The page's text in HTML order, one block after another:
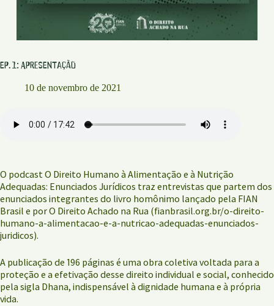
Ep. 1: Apresentação
10 de novembro de 2021
O podcast O Direito Humano à Alimentação e à Nutrição
Adequadas: Enunciados Jurídicos traz entrevistas que partem dos
enunciados integrantes do livro homônimo lançado pela FIAN
Brasil e por O Direito Achado na Rua (fianbrasil.org.br/o-direito-
humano-a-alimentacao-e-a-nutricao-adequadas-enunciados-
juridicos).
A publicação de 196 páginas é uma obra coletiva voltada para a
proteção e a efetivação desse direito individual e social, conhecido
pela sigla Dhana, indispensável à dignidade humana e à própria
vida.